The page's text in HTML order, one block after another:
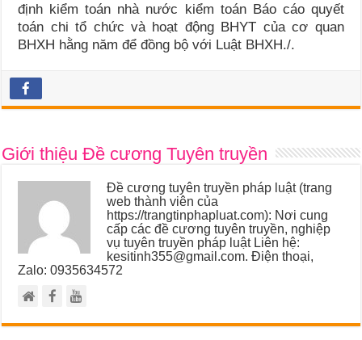
định kiểm toán nhà nước kiểm toán Báo cáo quyết
toán chi tổ chức và hoạt động BHYT của cơ quan
BHXH hằng năm để đồng bộ với Luật BHXH./.
Giới thiệu Đề cương Tuyên truyền
Đề cương tuyên truyền pháp luật (trang
web thành viên của
https://trangtinphapluat.com): Nơi cung
cấp các đề cương tuyên truyền, nghiệp
vụ tuyên truyền pháp luật Liên hệ:
kesitinh355@gmail.com. Điện thoại,
Zalo: 0935634572